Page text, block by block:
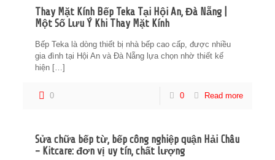
Thay Mặt Kính Bếp Teka Tại Hội An, Đà Nẵng |
Một Số Lưu Ý Khi Thay Mặt Kính
Bếp Teka là dòng thiết bị nhà bếp cao cấp, được nhiều
gia đình tại Hội An và Đà Nẵng lựa chọn nhờ thiết kế
hiện […]
0 0 Read more
Sửa chữa bếp từ, bếp công nghiệp quận Hải Châu
– Kitcare: đơn vị uy tín, chất lượng